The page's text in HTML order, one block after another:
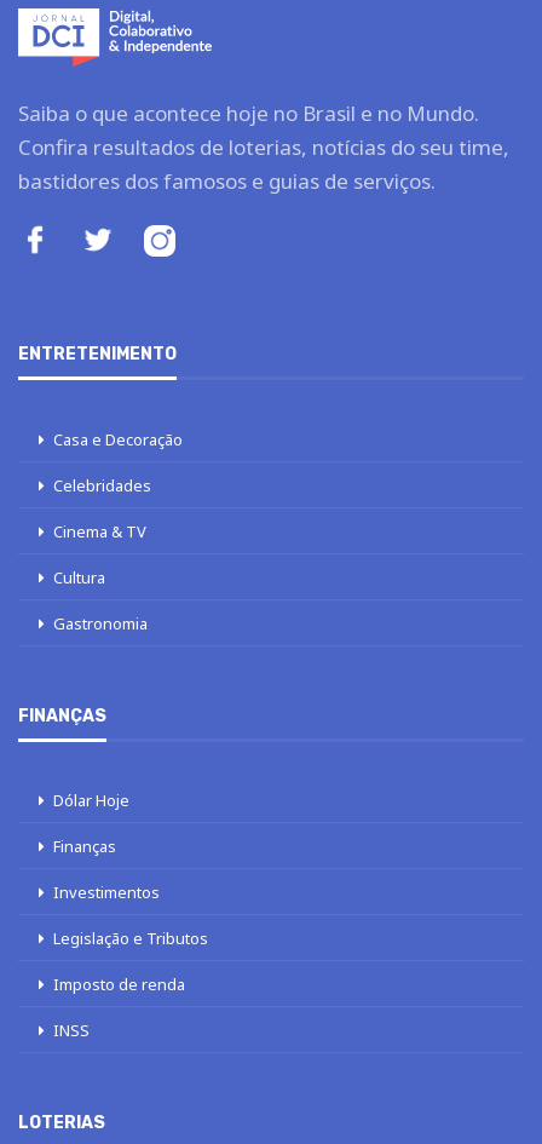
Saiba o que acontece hoje no Brasil e no Mundo.
Confira resultados de loterias, notícias do seu time,
bastidores dos famosos e guias de serviços.
ENTRETENIMENTO
Casa e Decoração
Celebridades
Cinema & TV
Cultura
Gastronomia
FINANÇAS
Dólar Hoje
Finanças
Investimentos
Legislação e Tributos
Imposto de renda
INSS
LOTERIAS